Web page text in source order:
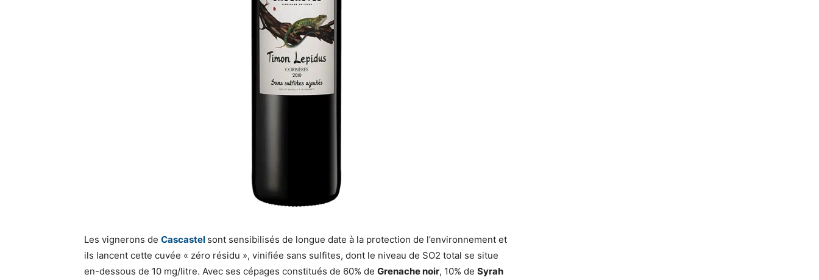
Les vignerons de Cascastel sont sensibilisés de longue date à la protection de l’environnement et
ils lancent cette cuvée « zéro résidu », vinifiée sans sulfites, dont le niveau de SO2 total se situe
en-dessous de 10 mg/litre. Avec ses cépages constitués de 60% de Grenache noir, 10% de Syrah